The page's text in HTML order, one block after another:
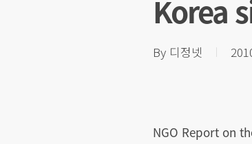
Korea
By 디정넷
NGO Report on